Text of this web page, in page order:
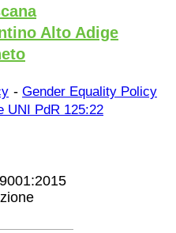
Alto Adige
- Gender Equality Policy
UNI PdR 125:22